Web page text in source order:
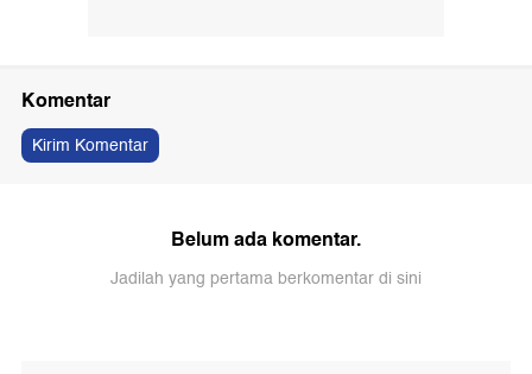
Komentar
Kirim Komentar
Belum ada komentar.
Jadilah yang pertama berkomentar di sini